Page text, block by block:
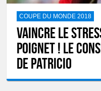
COUPE DU MONDE 2018
Vaincre le
poignet ! Le
de Patricio